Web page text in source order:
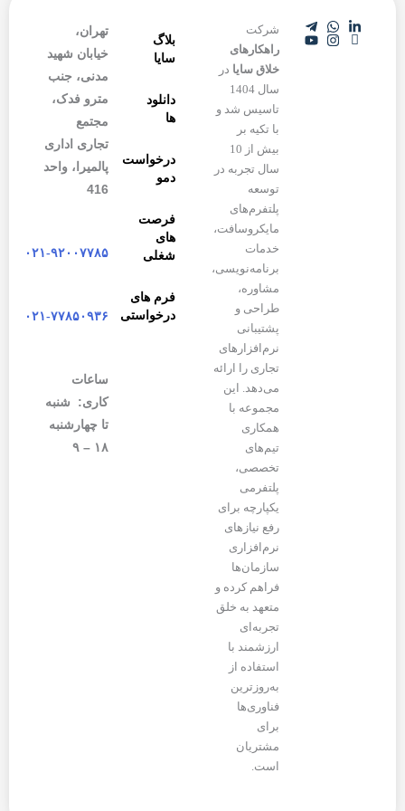
شرکت
راهکارهای
خلاق سایا در
سال 1404
تاسیس شد و
با تکیه بر
بیش از 10
سال تجربه در
توسعه
پلتفرم‌های
مایکروسافت،
خدمات
برنامه‌نویسی،
مشاوره،
طراحی و
پشتیبانی
نرم‌افزارهای
تجاری را ارائه
می‌دهد. این
مجموعه با
همکاری
تیم‌های
تخصصی،
پلتفرمی
یکپارچه برای
رفع نیازهای
نرم‌افزاری
سازمان‌ها
فراهم کرده و
متعهد به خلق
تجربه‌ای
ارزشمند با
استفاده از
به‌روزترین
فناوری‌ها
برای
مشتریان
است.
بلاگ
سایا
دانلود
ها
درخواست
دمو
فرصت
های
شغلی
فرم های
درخواستی
تهران،
خیابان شهید
مدنی، جنب
مترو فدک،
مجتمع
تجاری اداری
پالمیرا، واحد
416
۰۲۱-۹۲۰۰۷۷۸۵
۰۲۱-۷۷۸۵۰۹۳۶
ساعات
کاری: شنبه
تا چهارشنبه
۱۸ – ۹